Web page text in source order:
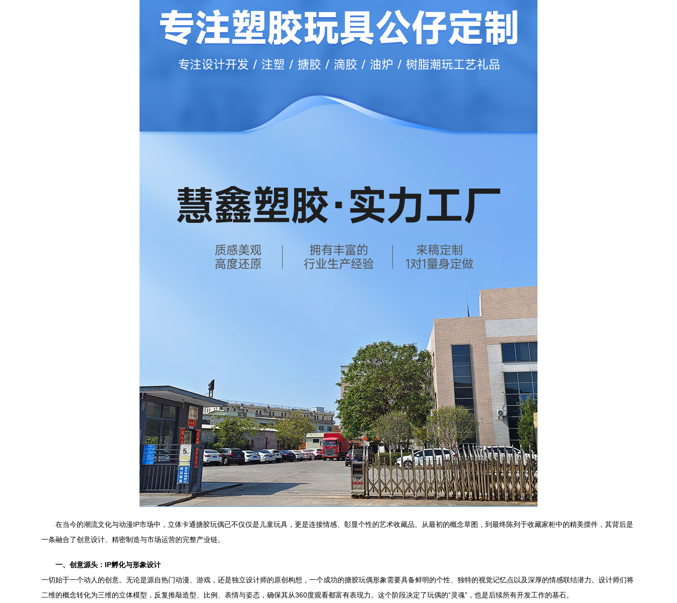
在当今的潮流文化与动漫IP市场中，立体卡通搪胶玩偶已不仅仅是儿童玩具，更是连接情感、彰显个性的艺术收藏品。从最初的概念草图，到最终陈列于收藏家柜中的精美摆件，其背后是
一条融合了创意设计、精密制造与市场运营的完整产业链。
一、创意源头：IP孵化与形象设计
一切始于一个动人的创意。无论是源自热门动漫、游戏，还是独立设计师的原创构想，一个成功的搪胶玩偶形象需要具备鲜明的个性、独特的视觉记忆点以及深厚的情感联结潜力。设计师们将
二维的概念转化为三维的立体模型，反复推敲造型、比例、表情与姿态，确保其从360度观看都富有表现力。这个阶段决定了玩偶的“灵魂”，也是后续所有开发工作的基石。